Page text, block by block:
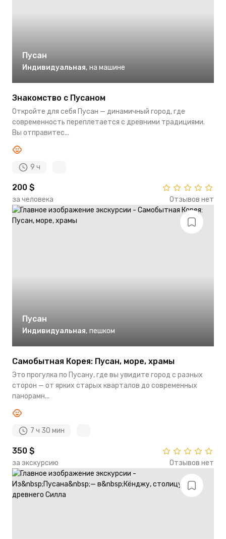
Пусан
Индивидуальная, на машине
Знакомство с Пусаном
Откройте для себя Пусан — динамичный город, где
современность переплетается с древними традициями.
Вы отправитес...
9 ч
200 $
за человека Отзывов нет
Пусан
Индивидуальная, пешком
Самобытная Корея: Пусан, море, храмы
Это прогулка по Пусану, где вы увидите город с разных
сторон — от ярких старых кварталов до современных
панорамн...
7 ч 30 мин
350 $
за экскурсию Отзывов нет